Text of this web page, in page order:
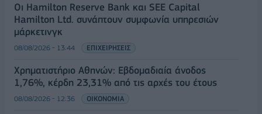
Οι Hamilton Reserve Bank και SEE Capital
Hamilton Ltd. συνάπτουν συμφωνία υπηρεσιών
μάρκετινγκ
08/08/2026 - 13:44 ΕΠΙΧΕΙΡΗΣΕΙΣ
Χρηματιστήριο Αθηνών: Εβδομαδιαία άνοδος
1,76%, κέρδη 23,31% από τις αρχές του έτους
08/08/2026 - 12:36 ΟΙΚΟΝΟΜΙΑ